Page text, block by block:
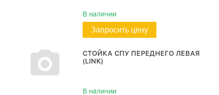
В наличии
Запросить цену
СТОЙКА СПУ ПЕРЕДНЕГО ЛЕВАЯ
(LINK)
В наличии